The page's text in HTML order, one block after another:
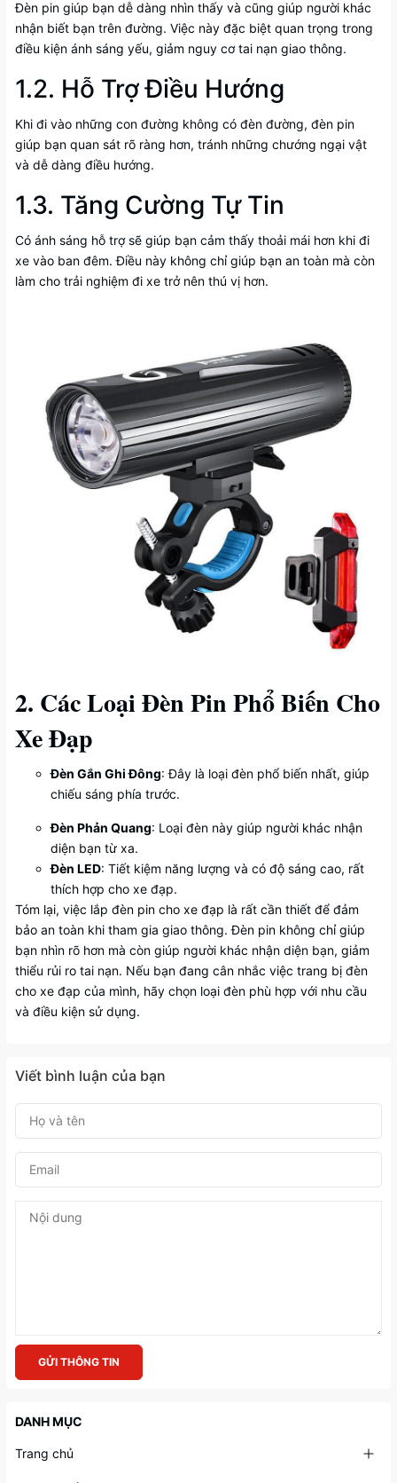
Đèn pin giúp bạn dễ dàng nhìn thấy và cũng giúp người khác
nhận biết bạn trên đường. Việc này đặc biệt quan trọng trong
điều kiện ánh sáng yếu, giảm nguy cơ tai nạn giao thông.
1.2. Hỗ Trợ Điều Hướng
Khi đi vào những con đường không có đèn đường, đèn pin
giúp bạn quan sát rõ ràng hơn, tránh những chướng ngại vật
và dễ dàng điều hướng.
1.3. Tăng Cường Tự Tin
Có ánh sáng hỗ trợ sẽ giúp bạn cảm thấy thoải mái hơn khi đi
xe vào ban đêm. Điều này không chỉ giúp bạn an toàn mà còn
làm cho trải nghiệm đi xe trở nên thú vị hơn.
2. Các Loại Đèn Pin Phổ Biến Cho
Xe Đạp
Đèn Gắn Ghi Đông: Đây là loại đèn phổ biến nhất, giúp
chiếu sáng phía trước.
Đèn Phản Quang: Loại đèn này giúp người khác nhận
diện bạn từ xa.
Đèn LED: Tiết kiệm năng lượng và có độ sáng cao, rất
thích hợp cho xe đạp.
Tóm lại, việc lắp đèn pin cho xe đạp là rất cần thiết để đảm
bảo an toàn khi tham gia giao thông. Đèn pin không chỉ giúp
bạn nhìn rõ hơn mà còn giúp người khác nhận diện bạn, giảm
thiểu rủi ro tai nạn. Nếu bạn đang cân nhắc việc trang bị đèn
cho xe đạp của mình, hãy chọn loại đèn phù hợp với nhu cầu
và điều kiện sử dụng.
Viết bình luận của bạn
GỬI THÔNG TIN
DANH MỤC
Trang chủ